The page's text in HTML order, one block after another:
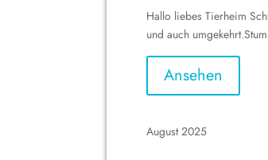
Hallo liebes Tierheim
und auch
Ansehen
August 2025